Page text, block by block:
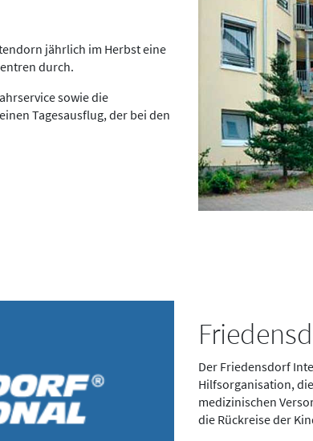
jährlich im Herbst eine
durch.
sowie die
Tagesausflug, der bei den
Der Friedensdorf
Hilfsorganisation,
medizinischen
die Rückreise der